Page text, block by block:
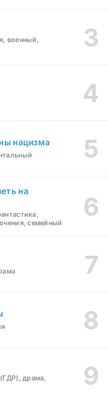
военный,
нацизма
на
семейный
драма,